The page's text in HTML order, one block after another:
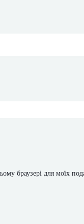
браузері для моїх